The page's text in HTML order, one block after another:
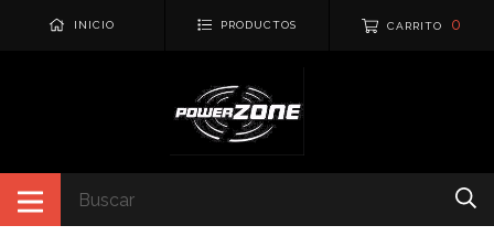
INICIO PRODUCTOS CARRITO 0